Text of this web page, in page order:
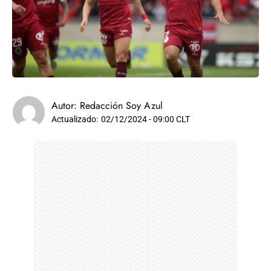
Autor: Redacción Soy Azul
Actualizado: 02/12/2024 - 09:00 CLT